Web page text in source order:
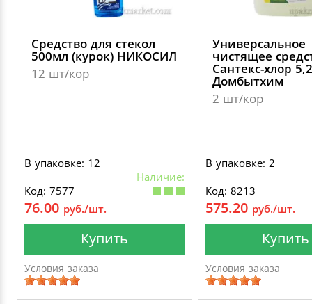
Средство для стекол
500мл (курок) НИКОСИЛ
12 шт/кор
В упаковке: 12
Наличие:
Код: 7577
76.00 руб./шт.
Купить
Условия заказа
Универсальное
чистящее
Сантекс-хлор
Домбытхим
2 шт/кор
В упаковке: 2
Код: 8213
575.20 руб./шт.
Купить
Условия заказа